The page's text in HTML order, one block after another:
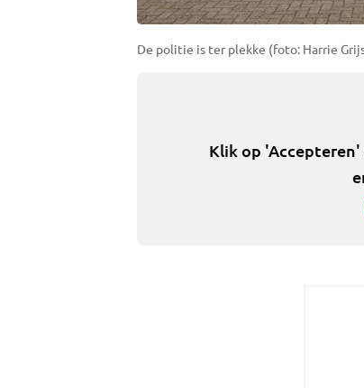
De politie is ter plekke (foto: Harrie
Klik op 'Accepteren'